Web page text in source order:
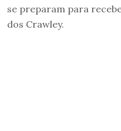
se preparam para
dos Crawley.